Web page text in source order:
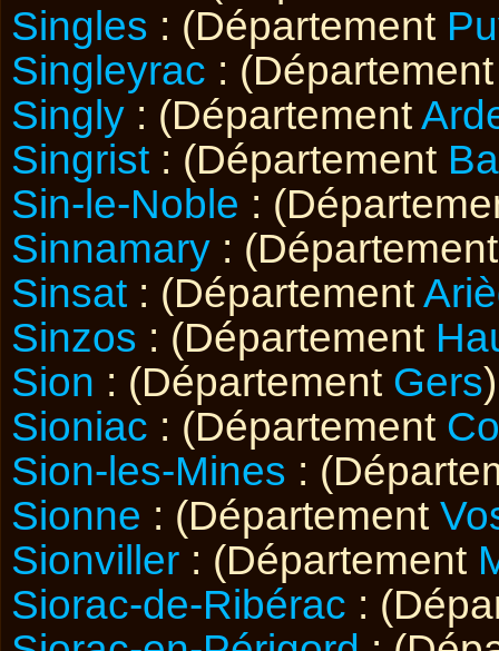
Singles : (Département
Singleyrac :
Singly : (Département
Singrist : (Département
Sin-le-Noble :
Sinnamary :
Sinsat : (Département
Sinzos : (Département
Sion : (Département Gers)
Sioniac : (Département
Sion-les-Mines :
Sionne : (Département
Sionviller : (Département
Siorac-de-Ribérac :